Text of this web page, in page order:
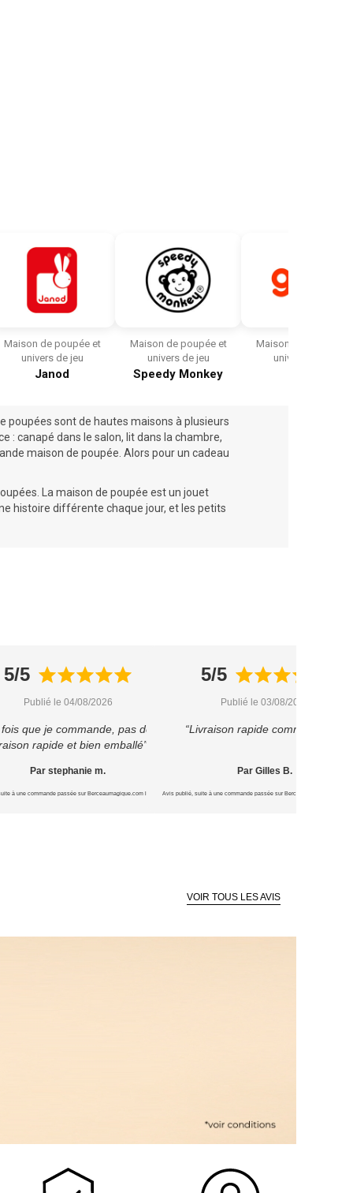
Maison de poupée et
univers de jeu
Janod
Maison de poupée et
univers de jeu
Speedy Monkey
Maison de poupée et
univers de jeu
poupées sont de hautes maisons à plusieurs
: canapé dans le salon, lit dans la chambre,
maison de poupée. Alors pour un cadeau
. La maison de poupée est un jouet
histoire différente chaque jour, et les petits
5/5
Publié le 04/08/2026
que je commande, pas déçu
rapide et bien emballé”
Par stephanie m.
à une commande passée sur Berceaumagique.com le 16/07/2026
5/5
Publié le 03/08/2026
“Livraison rapide comme prévu”
Par Gilles B.
Avis publié, suite à une commande passée sur Berceaumagique.com le
VOIR TOUS LES AVIS